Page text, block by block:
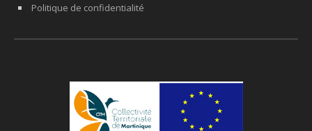
Politique de confidentialité